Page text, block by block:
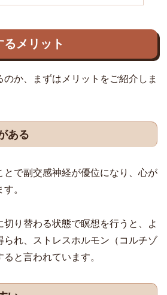
メリット
か、まずはメリットをご紹介しま
ある
とで副交感神経が優位になり、心が
。
り替わる状態で瞑想を行うと、よ
られ、ストレスホルモン（コルチゾ
と言われています。